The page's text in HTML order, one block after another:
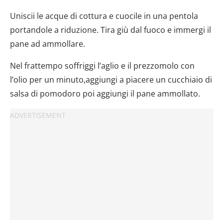
Uniscii le acque di cottura e cuocile in una pentola
portandole a riduzione. Tira giù dal fuoco e immergi il
pane ad ammollare.
Nel frattempo soffriggi l’aglio e il prezzomolo con
l’olio per un minuto,aggiungi a piacere un cucchiaio di
salsa di pomodoro poi aggiungi il pane ammollato.